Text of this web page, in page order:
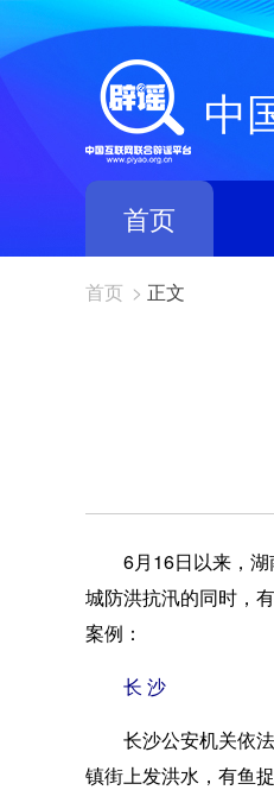
中
首页
首页 > 正文
6月16日以来，湖
城防洪抗汛的同时，
案例：
长 沙
长沙公安机关依法
镇街上发洪水，有鱼